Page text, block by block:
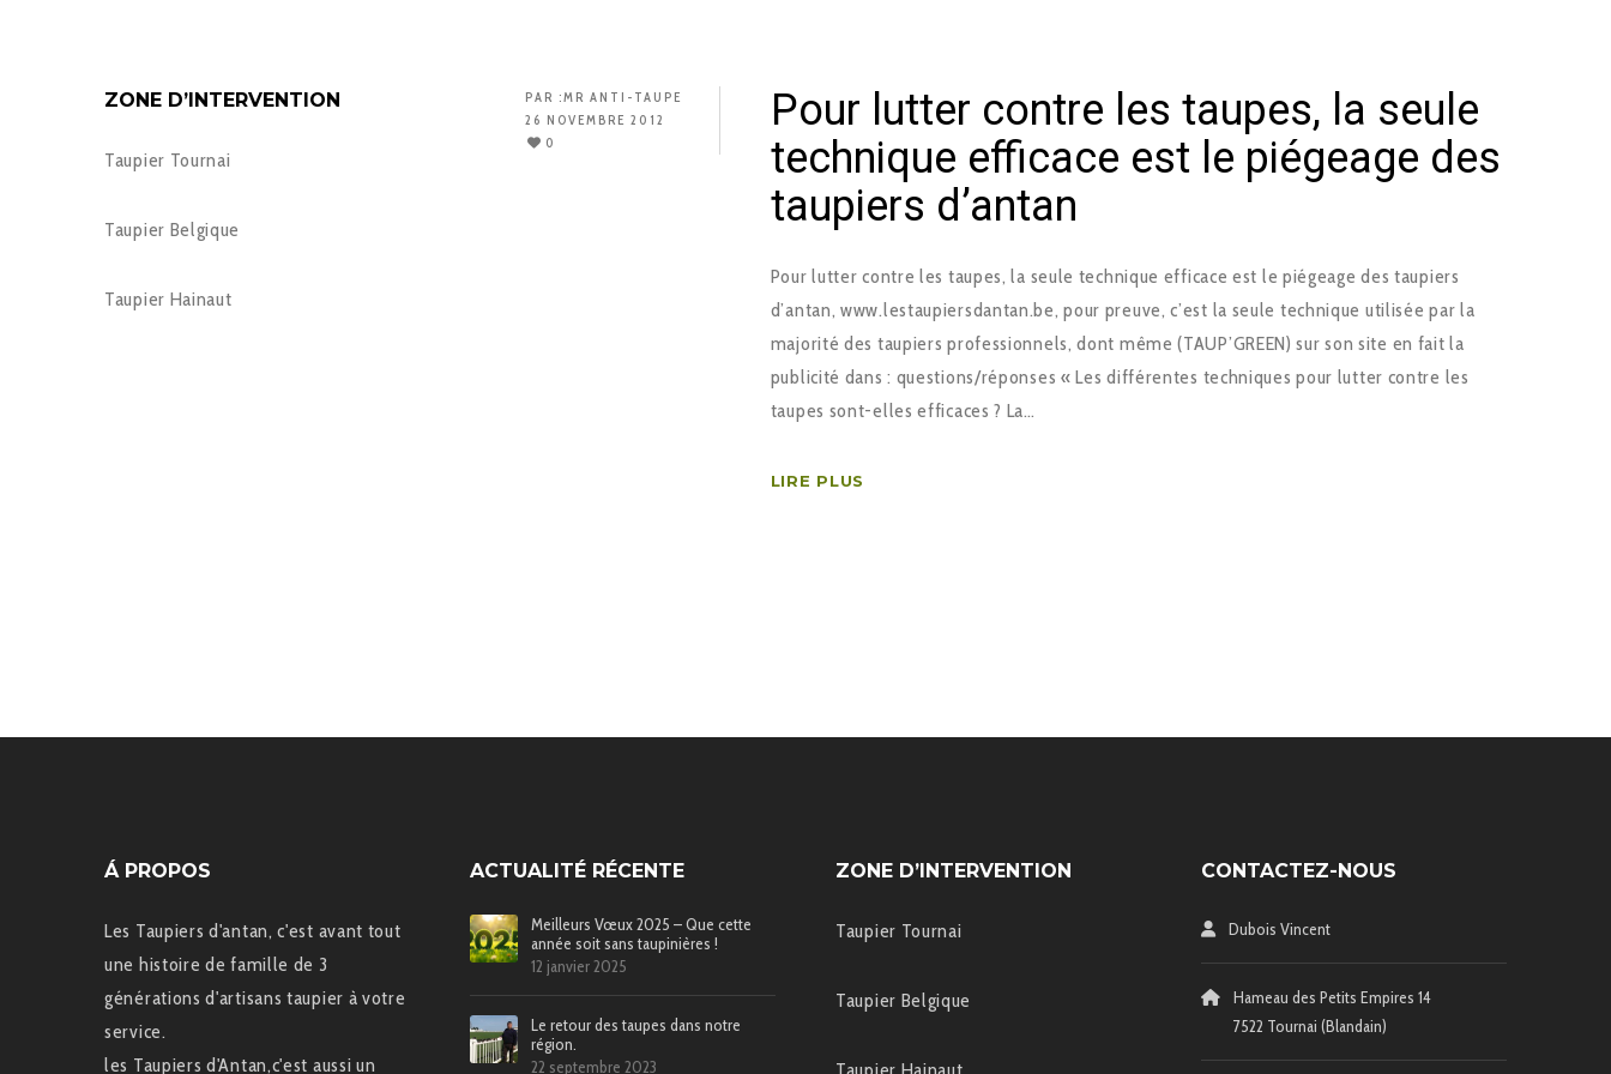
PAR :MR ANTI-TAUPE
26 NOVEMBRE 2012
0
Pour lutter contre les taupes, la seule
technique efficace est le piégeage des
taupiers d’antan
Pour lutter contre les taupes, la seule technique efficace est le piégeage des taupiers
d’antan, www.lestaupiersdantan.be, pour preuve, c’est la seule technique utilisée par la
majorité des taupiers professionnels, dont même (TAUP’GREEN) sur son site en fait la
publicité dans : questions/réponses « Les différentes techniques pour lutter contre les
taupes sont-elles efficaces ? La…
LIRE PLUS
ZONE D’INTERVENTION
Taupier Tournai
Taupier Belgique
Taupier Hainaut
Á PROPOS
Les Taupiers d'antan, c'est avant tout
une histoire de famille de 3
générations d'artisans taupier à votre
service.
les Taupiers d'Antan,c'est aussi un
ACTUALITÉ RÉCENTE
Meilleurs Vœux 2025 – Que cette
année soit sans taupinières !
12 janvier 2025
Le retour des taupes dans notre
région.
22 septembre 2023
ZONE D’INTERVENTION
Taupier Tournai
Taupier Belgique
CONTACTEZ-NOUS
Dubois Vincent
Hameau des Petits Empires 14
7522 Tournai (Blandain)